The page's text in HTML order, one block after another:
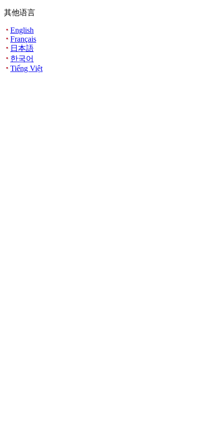
其他语言
English
Français
日本語
한국어
Tiếng Việt